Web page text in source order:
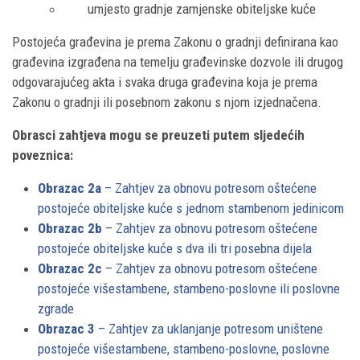
umjesto gradnje zamjenske obiteljske kuće
Postojeća građevina je prema Zakonu o gradnji definirana kao
građevina izgrađena na temelju građevinske dozvole ili drugog
odgovarajućeg akta i svaka druga građevina koja je prema
Zakonu o gradnji ili posebnom zakonu s njom izjednačena.
Obrasci zahtjeva mogu se preuzeti putem sljedećih
poveznica:
Obrazac 2a – Zahtjev za obnovu potresom oštećene
postojeće obiteljske kuće s jednom stambenom jedinicom
Obrazac 2b – Zahtjev za obnovu potresom oštećene
postojeće obiteljske kuće s dva ili tri posebna dijela
Obrazac 2c – Zahtjev za obnovu potresom oštećene
postojeće višestambene, stambeno-poslovne ili poslovne
zgrade
Obrazac 3 – Zahtjev za uklanjanje potresom uništene
postojeće višestambene, stambeno-poslovne, poslovne